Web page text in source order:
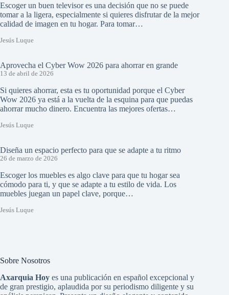
Escoger un buen televisor es una decisión que no se puede
tomar a la ligera, especialmente si quieres disfrutar de la mejor
calidad de imagen en tu hogar. Para tomar…
Jesús Luque
Aprovecha el Cyber Wow 2026 para ahorrar en grande
13 de abril de 2026
Si quieres ahorrar, esta es tu oportunidad porque el Cyber
Wow 2026 ya está a la vuelta de la esquina para que puedas
ahorrar mucho dinero. Encuentra las mejores ofertas…
Jesús Luque
Diseña un espacio perfecto para que se adapte a tu ritmo
26 de marzo de 2026
Escoger los muebles es algo clave para que tu hogar sea
cómodo para ti, y que se adapte a tu estilo de vida. Los
muebles juegan un papel clave, porque…
Jesús Luque
Sobre Nosotros
Axarquia Hoy es una publicación en español excepcional y
de gran prestigio, aplaudida por su periodismo diligente y su